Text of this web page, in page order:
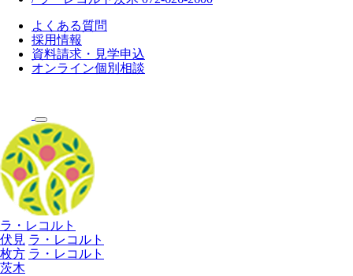
よくある質問
採用情報
資料請求・見学申込
オンライン個別相談
ラ・レコルト
伏見 ラ・レコルト
枚方 ラ・レコルト
茨木